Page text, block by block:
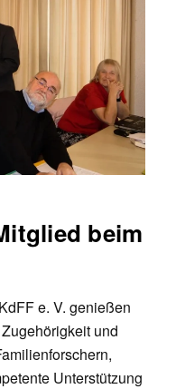
beim
e. V. genießen
und
Unterstützung